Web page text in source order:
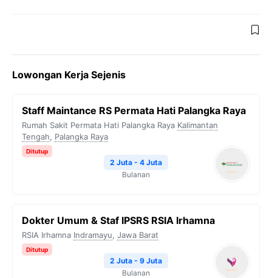
Lowongan Kerja Sejenis
Staff Maintance RS Permata Hati Palangka Raya
Rumah Sakit Permata Hati Palangka Raya Kalimantan
Tengah, Palangka Raya
Ditutup
2 Juta - 4 Juta
Bulanan
Dokter Umum & Staf IPSRS RSIA Irhamna
RSIA Irhamna Indramayu, Jawa Barat
Ditutup
2 Juta - 9 Juta
Bulanan